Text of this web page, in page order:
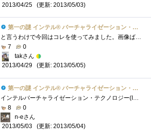
2013/04/25
(更新: 2013/05/03)
第一の謎 インテル® バーチャライゼーション・テクノロジーとは？
と言うわけで今回はコレを使ってみました。画像ばかりで重いかもしれませんがｗ ハードウェアアシストでハイパーバイザとNICやI/Oデバイスを共...
7
0
takさん
2013/04/29
(更新: 2013/05/05)
第一の謎 インテル® バーチャライゼーション・テクノロジーとは？
インテルバーチャライゼーション・テクノロジー(IntelVT)とは、仮想化をハードウェアで支援する技術です。これによってバーチャルマシンモニタ(V...
8
0
n-eさん
2013/05/03
(更新: 2013/05/04)